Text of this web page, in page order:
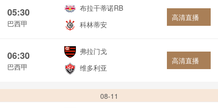
05:30
巴西甲
布拉干蒂诺RB
科林蒂安
高清直播
06:30
巴西甲
弗拉门戈
维多利亚
高清直播
08-11